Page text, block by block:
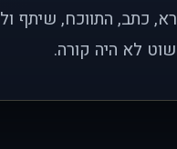
כתב, התווכח, שיתף
לא היה קורה.